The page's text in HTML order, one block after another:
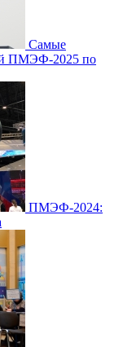
Самые
ПМЭФ-2025 по
ПМЭФ-2024: